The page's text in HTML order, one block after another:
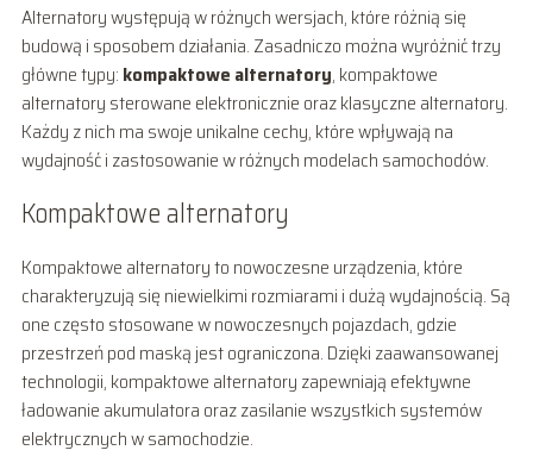
Alternatory występują w różnych wersjach, które różnią się
budową i sposobem działania. Zasadniczo można wyróżnić trzy
główne typy: kompaktowe alternatory, kompaktowe
alternatory sterowane elektronicznie oraz klasyczne alternatory.
Każdy z nich ma swoje unikalne cechy, które wpływają na
wydajność i zastosowanie w różnych modelach samochodów.
Kompaktowe alternatory
Kompaktowe alternatory to nowoczesne urządzenia, które
charakteryzują się niewielkimi rozmiarami i dużą wydajnością. Są
one często stosowane w nowoczesnych pojazdach, gdzie
przestrzeń pod maską jest ograniczona. Dzięki zaawansowanej
technologii, kompaktowe alternatory zapewniają efektywne
ładowanie akumulatora oraz zasilanie wszystkich systemów
elektrycznych w samochodzie.